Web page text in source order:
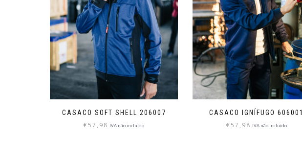
CASACO SOFT SHELL 206007
€57,98 IVA não incluído
CASACO IGNÍFUGO 606001
€57,98 IVA não incluído